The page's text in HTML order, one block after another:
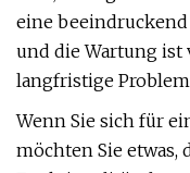
eine
und die Wartung ist
langfristige
Wenn Sie sich für
möchten Sie etwas,